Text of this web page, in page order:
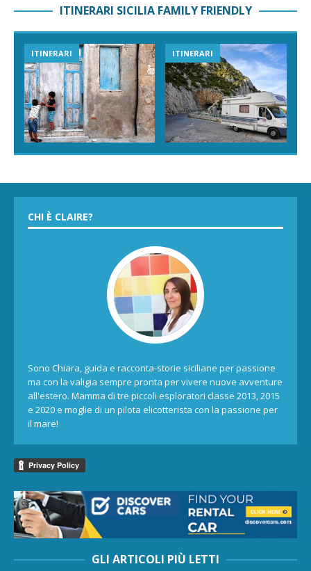
ITINERARI SICILIA FAMILY FRIENDLY
ITINERARI ITINERARI
CHI È CLAIRE?
Sono Chiara, guida e racconta-storie siciliane per passione
ma con la valigia sempre pronta per vivere nuove avventure
all'estero. Mamma di tre piccoli esploratori classe 2013, 2015
e 2020 e moglie di un pilota elicotterista con la passione per
il mare!
GLI ARTICOLI PIÙ LETTI